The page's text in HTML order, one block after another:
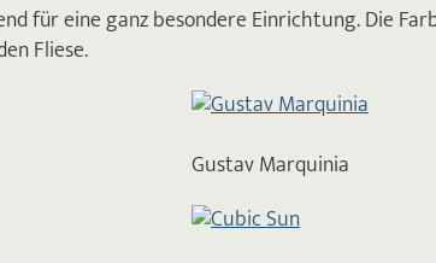
für eine ganz besondere Einrichtung. Die
Fliese.
Gustav Marquinia